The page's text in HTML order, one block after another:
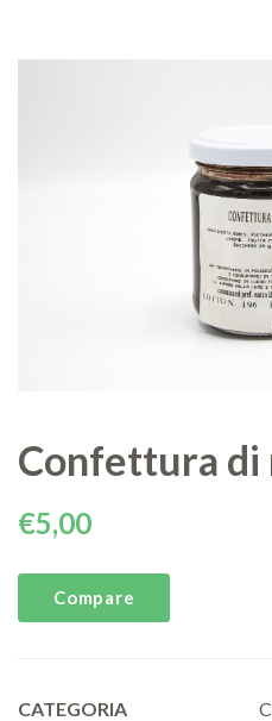
Confettura di
€5,00
Compare
CATEGORIA